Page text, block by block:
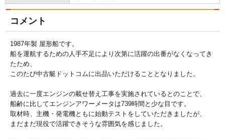
コメント
1987年製 屋形船です。
船を運航するための人手不足により次第に活躍の出番がなくなってき
たため、
このたび中古艇ドットコムに出品いただけることとなりました。
過去に一度エンジンの載せ替え工事を実施されているとのことで、
船齢に比してエンジンアワーメータは739時間と少な目です。
取材時、主機・発電機ともに始動テストをしていただきましたが、
まだまだ現役で活躍できそうな雰囲気を感じました。